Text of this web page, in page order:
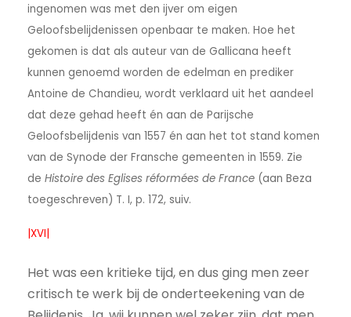
ingenomen was met den ijver om eigen
Geloofsbelijdenissen openbaar te maken. Hoe het
gekomen is dat als auteur van de Gallicana heeft
kunnen genoemd worden de edelman en prediker
Antoine de Chandieu, wordt verklaard uit het aandeel
dat deze gehad heeft én aan de Parijsche
Geloofsbelijdenis van 1557 én aan het tot stand komen
van de Synode der Fransche gemeenten in 1559. Zie
de Histoire des Eglises réformées de France (aan Beza
toegeschreven) T. I, p. 172, suiv.
|XVI|
Het was een kritieke tijd, en dus ging men zeer
critisch te werk bij de onderteekening van de